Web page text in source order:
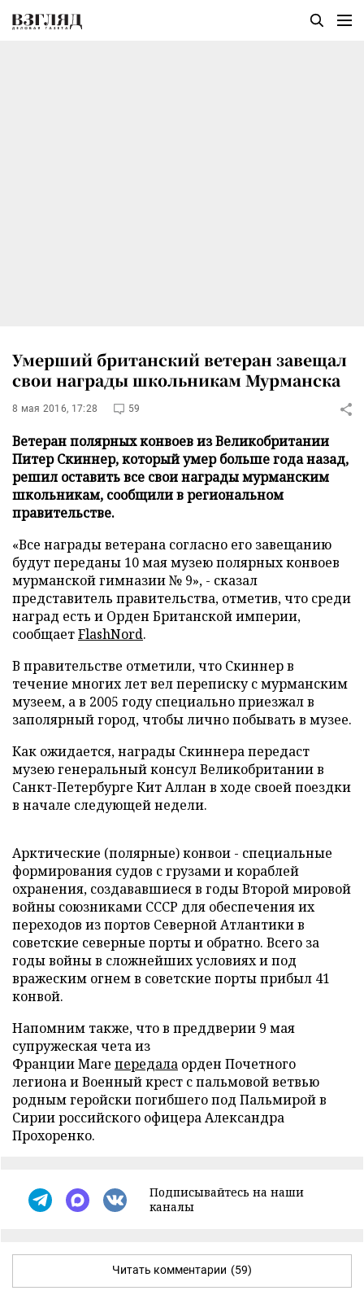
Умерший британский ветеран завещал
свои награды школьникам Мурманска
8 мая 2016, 17:28 59
Ветеран полярных конвоев из Великобритании
Питер Скиннер, который умер больше года назад,
решил оставить все свои награды мурманским
школьникам, сообщили в региональном
правительстве.
«Все награды ветерана согласно его завещанию
будут переданы 10 мая музею полярных конвоев
мурманской гимназии № 9», - сказал
представитель правительства, отметив, что среди
наград есть и Орден Британской империи,
сообщаетFlashNord.
В правительстве отметили, что Скиннер в
течение многих лет вел переписку с мурманским
музеем, а в 2005 году специально приезжал в
заполярный город, чтобы лично побывать в музее.
Как ожидается, награды Скиннера передаст
музею генеральный консул Великобритании в
Санкт-Петербурге Кит Аллан в ходе своей поездки
в начале следующей недели.
Арктические (полярные) конвои - специальные
формирования судов с грузами и кораблей
охранения, создававшиеся в годы Второй мировой
войны союзниками СССР для обеспечения их
переходов из портов Северной Атлантики в
советские северные порты и обратно. Всего за
годы войны в сложнейших условиях и под
вражеским огнем в советские порты прибыл 41
конвой.
Напомним также, что в преддверии 9 мая
супружеская чета из
Франции Маге передала орден Почетного
легиона и Военный крест с пальмовой ветвью
родным геройски погибшего под Пальмирой в
Сирии российского офицера Александра
Прохоренко.
Подписывайтесь на наши
каналы
Читать комментарии (59)